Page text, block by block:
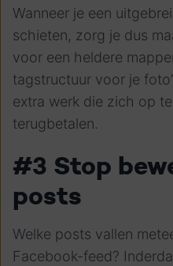
Wanneer je een
schieten, zorg je dus
voor een heldere
tagstructuur voor je
extra werk die zich op
terugbetalen.
#3 Stop
posts
Welke posts vallen
Facebook-feed?